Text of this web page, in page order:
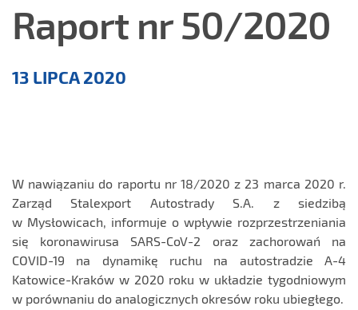
Raport nr 50/2020
13 LIPCA 2020
W nawiązaniu do raportu nr 18/2020 z 23 marca 2020 r.
Zarząd Stalexport Autostrady S.A. z siedzibą
w Mysłowicach, informuje o wpływie rozprzestrzeniania
się koronawirusa SARS-CoV-2 oraz zachorowań na
COVID-19 na dynamikę ruchu na autostradzie A-4
Katowice-Kraków w 2020 roku w układzie tygodniowym
w porównaniu do analogicznych okresów roku ubiegłego.